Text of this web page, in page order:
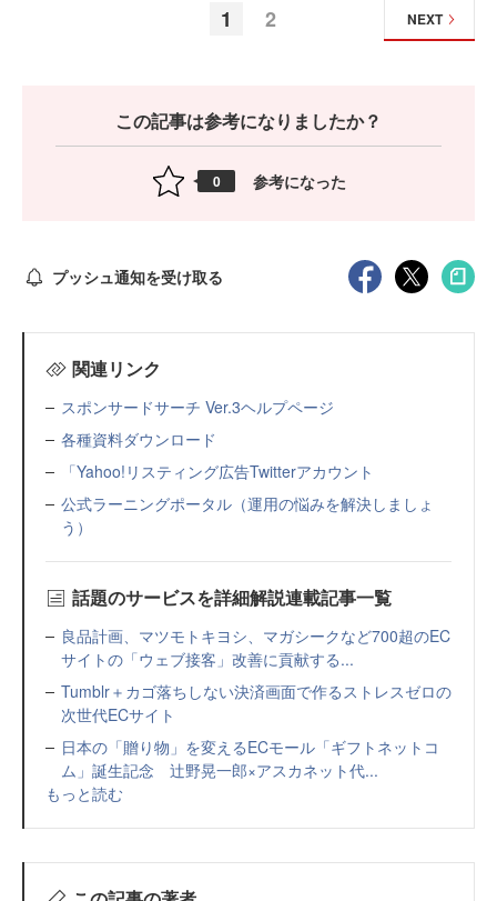
1 2 NEXT
この記事は参考になりましたか？
0 参考になった
プッシュ通知を受け取る
関連リンク
スポンサードサーチ Ver.3ヘルプページ
各種資料ダウンロード
「Yahoo!リスティング広告Twitterアカウント
公式ラーニングポータル（運用の悩みを解決しましょ
う）
話題のサービスを詳細解説連載記事一覧
良品計画、マツモトキヨシ、マガシークなど700超のEC
サイトの「ウェブ接客」改善に貢献する...
Tumblr＋カゴ落ちしない決済画面で作るストレスゼロの
次世代ECサイト
日本の「贈り物」を変えるECモール「ギフトネットコ
ム」誕生記念 辻野晃一郎×アスカネット代...
もっと読む